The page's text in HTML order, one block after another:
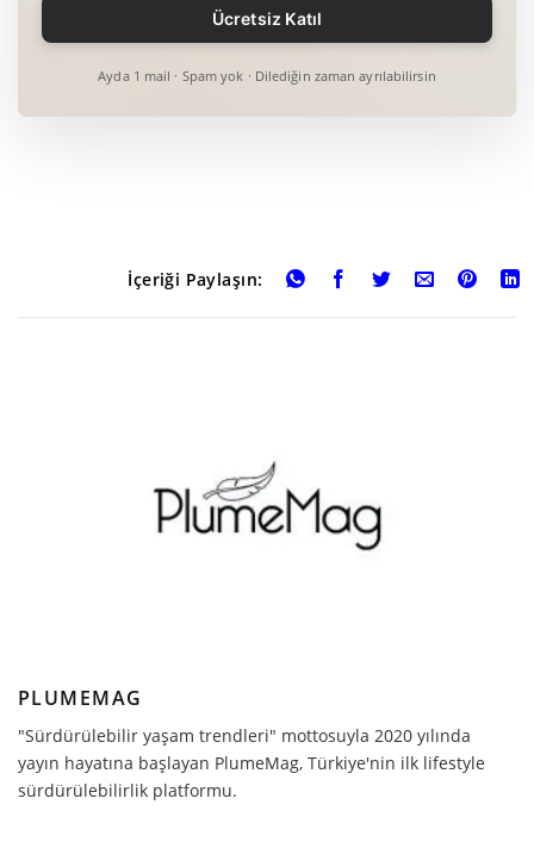
Ayda 1 mail · Spam yok · Dilediğin zaman ayrılabilirsin
İçeriği Paylaşın:
PLUMEMAG
"Sürdürülebilir yaşam trendleri" mottosuyla 2020 yılında
yayın hayatına başlayan PlumeMag, Türkiye'nin ilk lifestyle
sürdürülebilirlik platformu.